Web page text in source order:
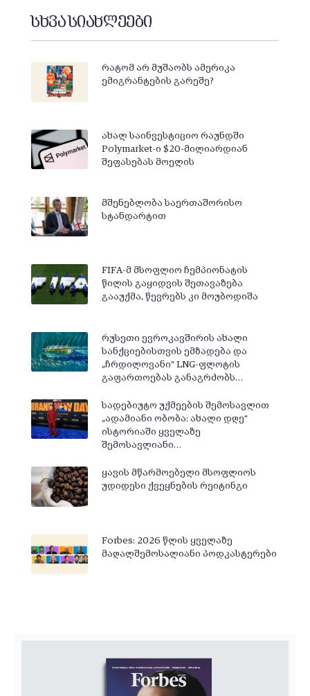
სხვა სიახლეები
რატომ არ მუშაობს ამერიკა
ემიგრანტების გარეშე?
ახალ საინვესტიციო რაუნდში
Polymarket-ი $20-მილიარდიან
შეფასებას მოელის
მშენებლობა საერთაშორისო
სტანდარტით
FIFA-მ მსოფლიო ჩემპიონატის
წილის გაყიდვის შეთავაზება
გააუქმა, წევრებს კი მოუბოდიშა
რუსეთი ევროკავშირის ახალი
სანქციებისთვის ემზადება და
„ჩრდილოვანი“ LNG-ფლოტის
გაფართოებას განაგრძობს…
სადებიუტო უქმეების შემოსავლით
„ადამიანი ობობა: ახალი დღე“
ისტორიაში ყველაზე
შემოსავლიანი…
ყავის მწარმოებელი მსოფლიოს
უდიდესი ქვეყნების რეიტინგი
Forbes: 2026 წლის ყველაზე
მაღალშემოსალიანი პოდკასტერები